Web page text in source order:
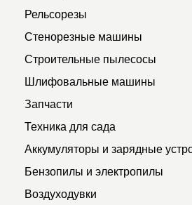
Рельсорезы
Стенорезные машины
Строительные пылесосы
Шлифовальные машины
Запчасти
Техника для сада
Аккумуляторы и зарядные
Бензопилы и электропилы
Воздуходувки